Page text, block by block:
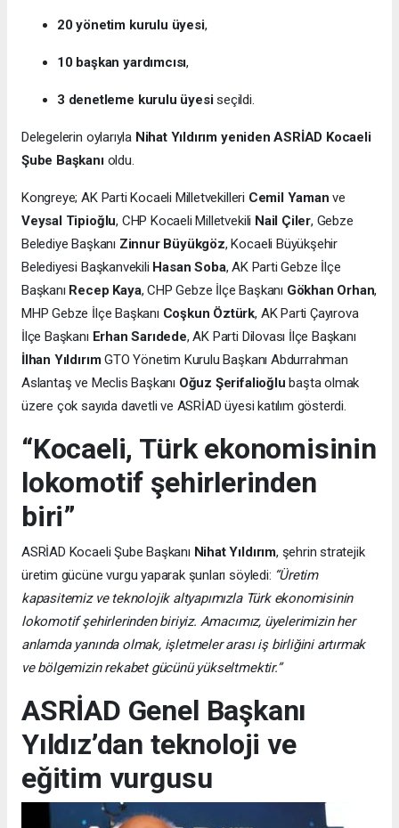
20 yönetim kurulu üyesi,
10 başkan yardımcısı,
3 denetleme kurulu üyesiseçildi.
Delegelerin oylarıyla Nihat Yıldırım yeniden ASRİAD Kocaeli
Şube Başkanıoldu.
Kongreye; AK Parti Kocaeli Milletvekilleri Cemil Yaman ve
Veysal Tipioğlu, CHP Kocaeli Milletvekili Nail Çiler, Gebze
Belediye Başkanı Zinnur Büyükgöz, Kocaeli Büyükşehir
Belediyesi Başkanvekili Hasan Soba, AK Parti Gebze İlçe
Başkanı Recep Kaya, CHP Gebze İlçe Başkanı Gökhan Orhan,
MHP Gebze İlçe Başkanı Coşkun Öztürk, AK Parti Çayırova
İlçe Başkanı Erhan Sarıdede, AK Parti Dilovası İlçe Başkanı
İlhan YıldırımGTO Yönetim Kurulu Başkanı Abdurrahman
Aslantaş ve Meclis Başkanı Oğuz Şerifalioğlu başta olmak
üzere çok sayıda davetli ve ASRİAD üyesi katılım gösterdi.
“Kocaeli, Türk ekonomisinin
lokomotif şehirlerinden
biri”
ASRİAD Kocaeli Şube Başkanı Nihat Yıldırım, şehrin stratejik
üretim gücüne vurgu yaparak şunları söyledi: “Üretim
kapasitemiz ve teknolojik altyapımızla Türk ekonomisinin
lokomotif şehirlerinden biriyiz. Amacımız, üyelerimizin her
anlamda yanında olmak, işletmeler arası iş birliğini artırmak
ve bölgemizin rekabet gücünü yükseltmektir.”
ASRİAD Genel Başkanı
Yıldız’dan teknoloji ve
eğitim vurgusu